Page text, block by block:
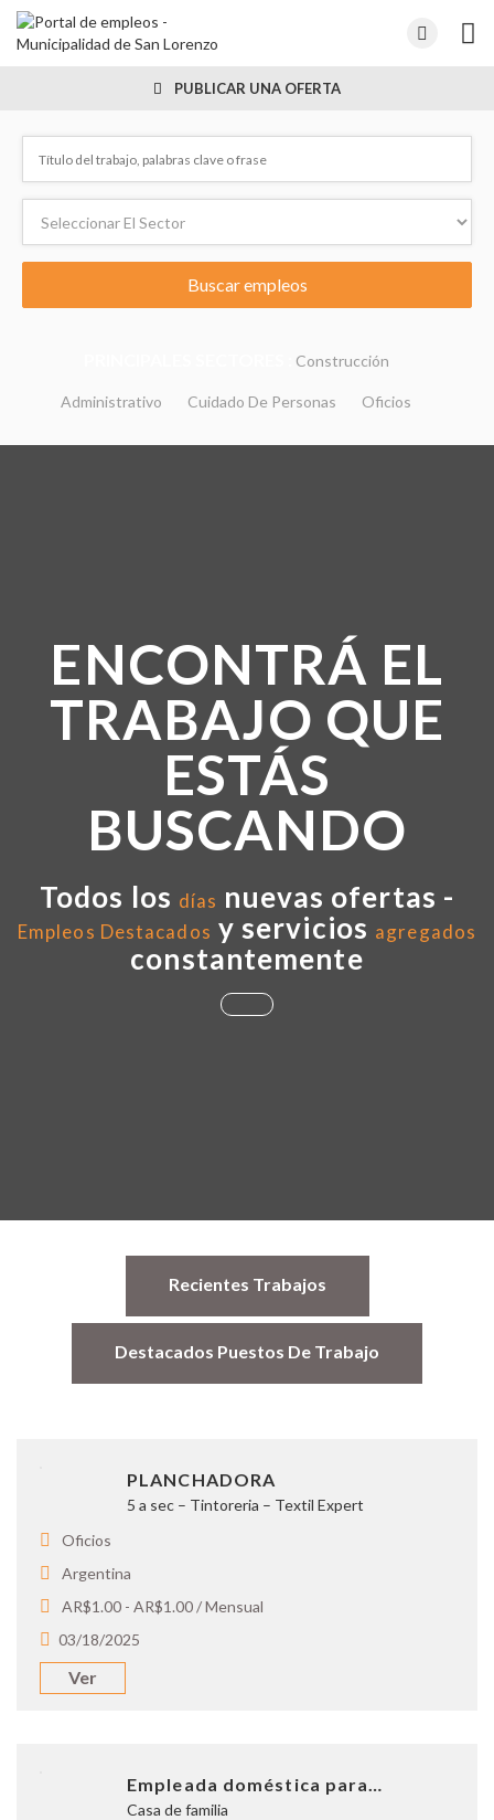
PUBLICAR UNA OFERTA
Construcción
Administrativo Cuidado De Personas Oficios
ENCONTRÁ EL
TRABAJO QUE
ESTÁS
BUSCANDO
Todos los días nuevas ofertas -
Empleos Destacados y servicios agregados
constantemente
Recientes Trabajos
Destacados Puestos De Trabajo
PLANCHADORA
5 a sec – Tintoreria – Textil Expert
Oficios
Argentina
AR$1.00 - AR$1.00 / Mensual
03/18/2025
Ver
Empleada doméstica para…
Casa de familia